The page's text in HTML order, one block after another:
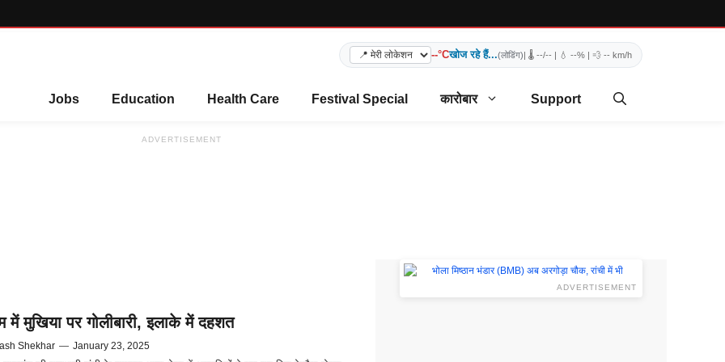
--°Cखोज रहे हैं...(लोडिंग)| 🌡️ --/-- | 💧 --% | 💨 -- km/h
Jobs Education Health Care Festival Special कारोबार Support
ADVERTISEMENT
में मुखिया पर गोलीबारी, इलाके में दहशत
Shekhar — January 23, 2025
ADVERTISEMENT